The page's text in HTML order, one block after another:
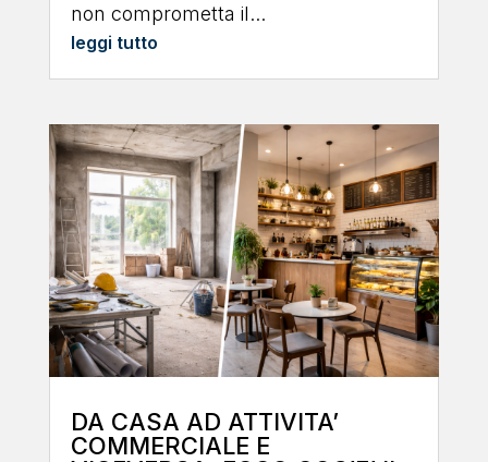
non comprometta il...
leggi tutto
DA CASA AD ATTIVITA’
COMMERCIALE E